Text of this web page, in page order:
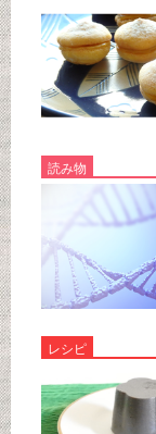
読み物
レシピ